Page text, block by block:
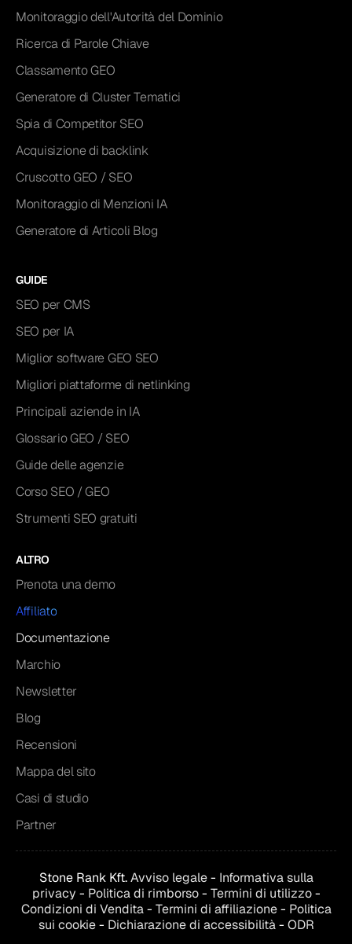
Monitoraggio dell'Autorità del Dominio
Ricerca di Parole Chiave
Classamento GEO
Generatore di Cluster Tematici
Spia di Competitor SEO
Acquisizione di backlink
Cruscotto GEO / SEO
Monitoraggio di Menzioni IA
Generatore di Articoli Blog
GUIDE
SEO per CMS
SEO per IA
Miglior software GEO SEO
Migliori piattaforme di netlinking
Principali aziende in IA
Glossario GEO / SEO
Guide delle agenzie
Corso SEO / GEO
Strumenti SEO gratuiti
ALTRO
Prenota una demo
Affiliato
Documentazione
Marchio
Newsletter
Blog
Recensioni
Mappa del sito
Casi di studio
Partner
Stone Rank Kft.Avviso legale- Informativa sulla
privacy - Politica di rimborso- Termini di utilizzo-
Condizioni di Vendita- Termini di affiliazione- Politica
sui cookie- Dichiarazione di accessibilità- ODR